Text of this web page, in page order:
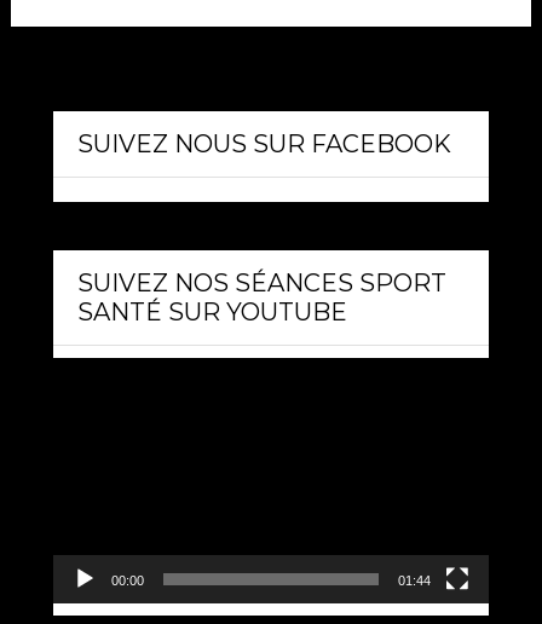
SUIVEZ NOUS SUR FACEBOOK
SUIVEZ NOS SÉANCES SPORT
SANTÉ SUR YOUTUBE
00:00 01:44